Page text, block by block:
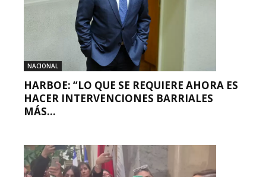
NACIONAL
HARBOE: “LO QUE SE REQUIERE AHORA ES
HACER INTERVENCIONES BARRIALES
MÁS...